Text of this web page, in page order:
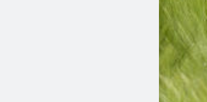
Питейна вода от морето:
трябва да знаем за
обезсоляването